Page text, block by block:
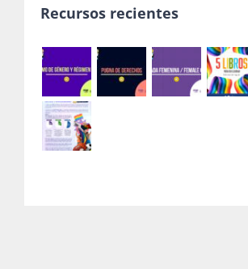
Recursos recientes